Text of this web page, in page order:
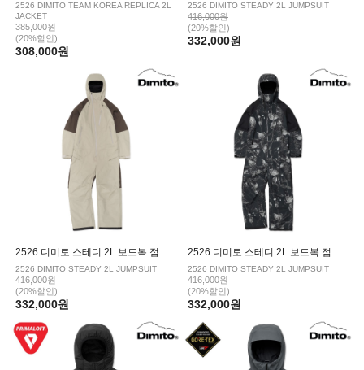
2526 DIMITO TEAM KOREA REPLICA 2L
JACKET
385,000원
(20%할인)
308,000원
2526 DIMITO STEADY 2L JUMPSUIT
416,000원
(20%할인)
332,000원
2526 디미토 스테디 2L 보드복 점프슈트 GOAT
2526 DIMITO STEADY 2L JUMPSUIT
416,000원
(20%할인)
332,000원
2526 디미토 스테디 2L 보드복 점프슈트 NIGHT TREE
2526 DIMITO STEADY 2L JUMPSUIT
416,000원
(20%할인)
332,000원